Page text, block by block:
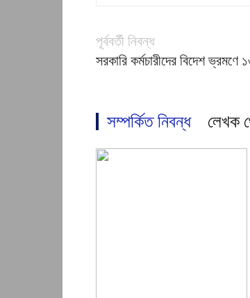
পূর্ববর্তী নিবন্ধ
সরকারি কর্মচারীদের বিদেশ ভ্রমণে
সম্পর্কিত নিবন্ধ লেখক